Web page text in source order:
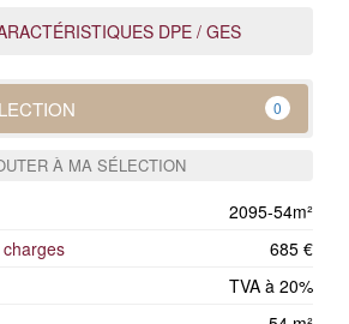
DPE / GES
0
À MA SÉLECTION
2095-54m²
685 €
TVA à 20%